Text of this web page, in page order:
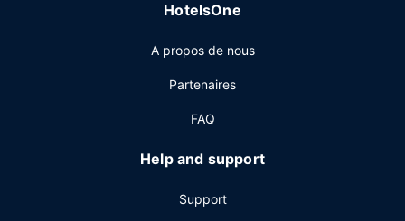
semaine de 06 h 00 à 10 h 00 et le week-end de 06 h 00
Les équipements et services proposés incluent un service
d'arrivée express, un service de départ express et un
organiser une réunion à Burlington, faites confiance à cet
hôtel qui dispose d'espaces événements mesurant 390
des salles de réunion. Un parking gratuit est disponible
HotelsOne
A propos de nous
Partenaires
FAQ
Help and support
Support